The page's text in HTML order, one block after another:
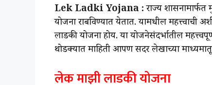
Lek Ladki Yojana :राज्य शासनामार्फत
योजना राबविण्यात येतात. यामधील
लाडकी योजना होय. या योजनेसंदर्भातील
थोडक्यात माहिती आपण सदर लेखाच्या
लेक माझी लाडकी योजना